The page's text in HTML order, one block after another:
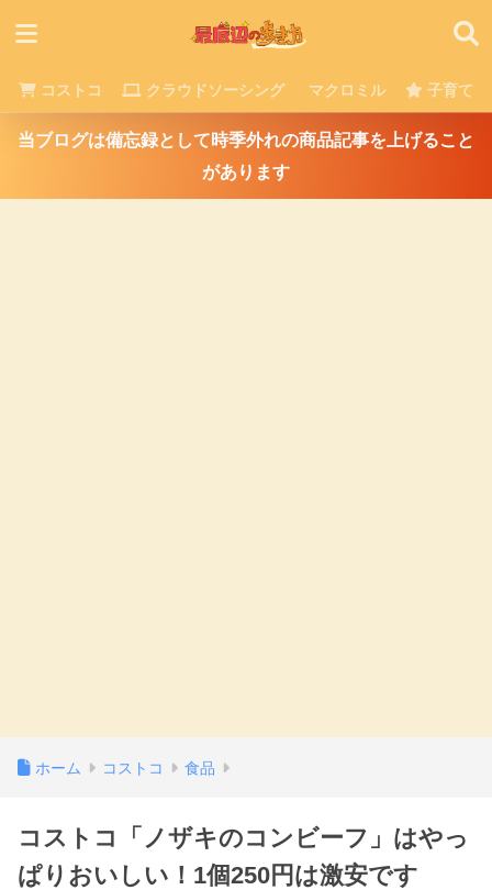
コストコ クラウドソーシング マクロミル 子育て
当ブログは備忘録として時季外れの商品記事を上げること
があります
ホーム コストコ 食品
コストコ「ノザキのコンビーフ」はやっ
ぱりおいしい！1個250円は激安です